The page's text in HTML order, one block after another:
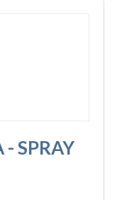
SPRAY